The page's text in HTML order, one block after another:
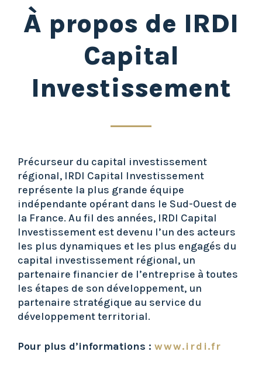
À propos de IRDI
Capital
Investissement
Précurseur du capital investissement
régional, IRDI Capital Investissement
représente la plus grande équipe
indépendante opérant dans le Sud-Ouest de
la France. Au fil des années, IRDI Capital
Investissement est devenu l’un des acteurs
les plus dynamiques et les plus engagés du
capital investissement régional, un
partenaire financier de l’entreprise à toutes
les étapes de son développement, un
partenaire stratégique au service du
développement territorial.
Pour plus d’informations : www.irdi.fr